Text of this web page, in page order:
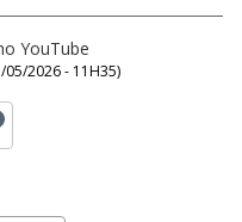
YouTube
05/2026 - 11H35)